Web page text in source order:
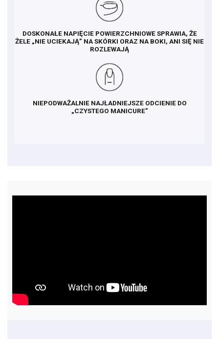
DOSKONAŁE NAPIĘCIE POWIERZCHNIOWE SPRAWIA, ŻE
ŻELE „NIE UCIEKAJĄ” NA SKÓRKI ORAZ NA BOKI, ANI SIĘ NIE
ROZLEWAJĄ
NIEPODWAŻALNIE NAJŁADNIEJSZE ODCIENIE DO
„CZYSTEGO MANICURE”